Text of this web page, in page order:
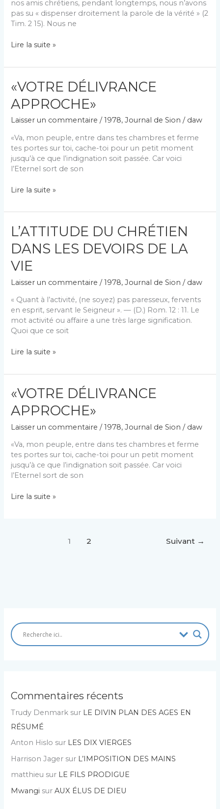
nos amis chrétiens, pendant longtemps, nous n’avons
pas su « dispenser droitement la parole de la vérité » (2
Tim. 2 15). Nous ne
QUELQUE
DE
Lire la suite »
«VOTRE DÉLIVRANCE
APPROCHE»
Laisser un commentaire /1978,Journal de Sion / daw
«Va, mon peuple, entre dans tes chambres et ferme
tes portes sur toi, cache-toi pour un petit moment
jusqu’à ce que l’indignation soit passée. Car voici
l’Eternel sort de son
«VOTRE
APPROCHE»
Lire la suite »
L’ATTITUDE DU CHRÉTIEN
DANS LES DEVOIRS DE LA
VIE
Laisser un commentaire /1978,Journal de Sion / daw
« Quant à l’activité, (ne soyez) pas paresseux, fervents
en esprit, servant le Seigneur ». — (D.) Rom. 12 : 11. Le
mot activité ou affaire a une très large signification.
Quoi que ce soit
L’ATTITUDE
CHRÉTIEN
LES
DE
LA
Lire la suite »
«VOTRE DÉLIVRANCE
APPROCHE»
Laisser un commentaire /1978,Journal de Sion / daw
«Va, mon peuple, entre dans tes chambres et ferme
tes portes sur toi, cache-toi pour un petit moment
jusqu’à ce que l’indignation soit passée. Car voici
l’Eternel sort de son
«VOTRE
Lire la suite »
1 2 Suivant →
Commentaires récents
Trudy Denmark sur LE DIVIN PLAN DES AGES EN
RÉSUMÉ
Anton Hislo sur LES DIX VIERGES
Harrison Jager sur L’IMPOSITION DES MAINS
matthieu sur LE FILS PRODIGUE
Mwangi surAUX ÉLUS DE DIEU